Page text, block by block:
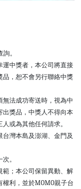
。
運中獎者，本公司將直接
品，恕不會另行聯絡中獎
法成功寄送時，視為中
出獎品，中獎人不得向本
或為其他任何請求。
灣本島及澎湖、金門及
。
範；本公司保留異動、解
利，並於MOMO親子台